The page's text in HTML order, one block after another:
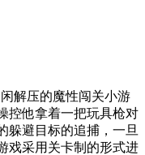
解压的魔性闯关小游
控他拿着一把玩具枪对
躲避目标的追捕，一旦
戏采用关卡制的形式进